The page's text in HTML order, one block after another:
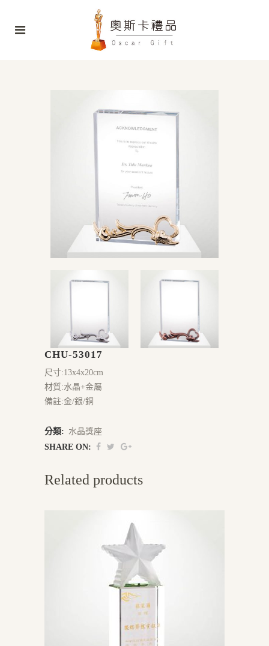
CHU-53017
尺寸:13x4x20cm
材質:水晶+金屬
備註:金/銀/銅
分類: 水晶獎座
SHARE ON:
Related products